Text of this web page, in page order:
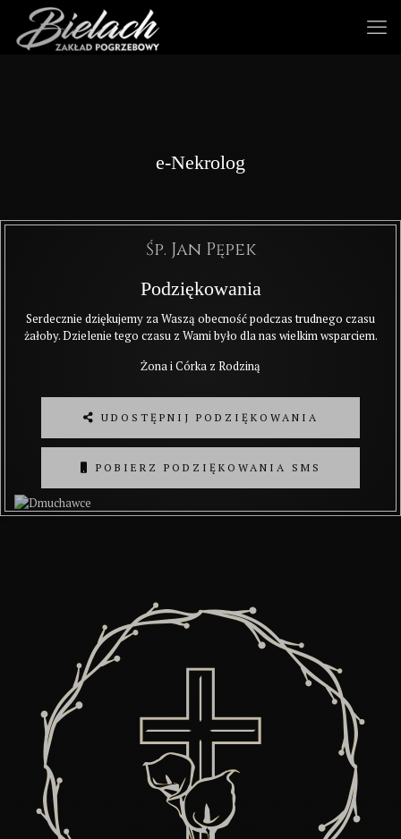
e-Nekrolog
Śp. Jan Pępek
Podziękowania
Serdecznie dziękujemy za Waszą obecność podczas trudnego czasu
żałoby. Dzielenie tego czasu z Wami było dla nas wielkim wsparciem.
Żona i Córka z Rodziną
UDOSTĘPNIJ PODZIĘKOWANIA
POBIERZ PODZIĘKOWANIA SMS